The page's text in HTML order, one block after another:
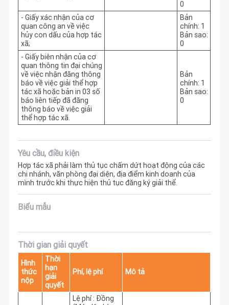
0
- Giấy xác nhận của cơ
quan công an về việc
hủy con dấu của hợp tác
xã;
Bản
chính: 1
Bản sao:
0
- Giấy biên nhận của cơ
quan thông tin đại chúng
về việc nhận đăng thông
báo về việc giải thể hợp
tác xã hoặc bản in 03 số
báo liên tiếp đã đăng
thông báo về việc giải
thể hợp tác xã.
Bản
chính: 1
Bản sao:
0
Yêu cầu, điều kiện
Hợp tác xã phải làm thủ tục chấm dứt hoạt động của các
chi nhánh, văn phòng đại diện, địa điểm kinh doanh của
mình trước khi thực hiện thủ tục đăng ký giải thể.
Biểu mẫu
Thời gian giải quyết
Hình
thức
nộp
Thời
hạn
giải
quyết
Phí, lệ phí Mô tả
Lệ phí : Đồng